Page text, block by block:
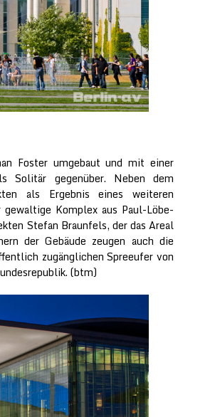
Foster umgebaut und mit einer
Solitär gegenüber. Neben dem
als Ergebnis eines weiteren
Komplex aus Paul-Löbe-
Stefan Braunfels, der das Areal
der Gebäude zeugen auch die
zugänglichen Spreeufer von
(btm)